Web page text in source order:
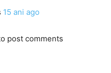
15 ani ago
post comments